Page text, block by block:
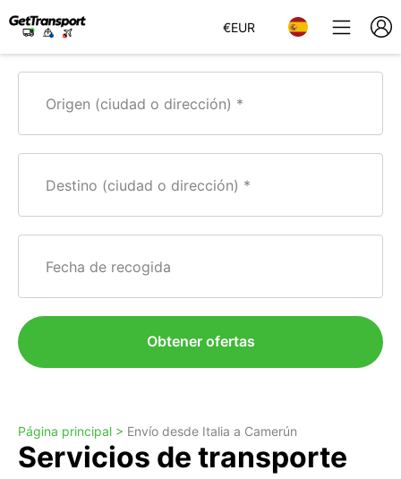
€EUR
Origen (ciudad o dirección)
Destino (ciudad o dirección)
Fecha de recogida
Obtener ofertas
Página principal > Envío desde Italia a Camerún
Servicios de transporte